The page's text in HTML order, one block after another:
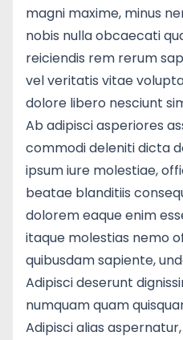
magni maxime, minus
nobis nulla obcaecati
reiciendis rem rerum
vel veritatis vitae
dolore libero nesciunt
Ab adipisci asperiores
commodi deleniti dicta
ipsum iure molestiae,
beatae blanditiis
dolorem eaque enim
itaque molestias nemo
quibusdam sapiente,
Adipisci deserunt
numquam quam
Adipisci alias